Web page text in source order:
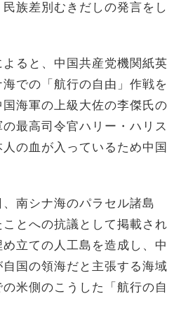
族差別むきだしの発言をし
ると、中国共産党機関紙英
での「航行の自由」作戦を
海軍の上級大佐の李傑氏の
最高司令官ハリー・ハリス
の血が入っているため中国
南シナ海のパラセル諸島
とへの抗議として掲載され
立ての人工島を造成し、中
国の領海だと主張する海域
米側のこうした「航行の自